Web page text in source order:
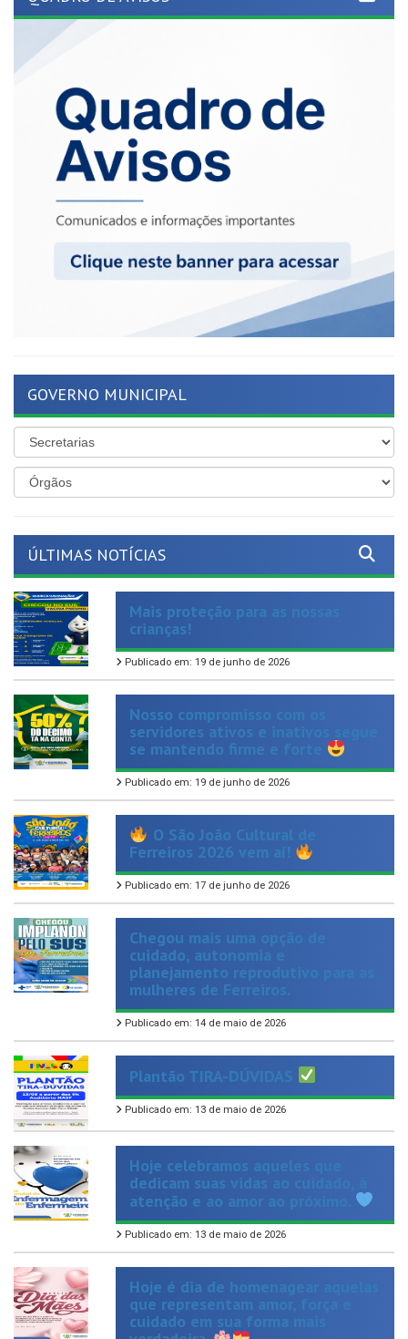
Mais proteção para as nossas
crianças!
Publicado em: 19 de junho de 2026
Nosso compromisso com os
servidores ativos e inativos segue
se mantendo firme e forte
Publicado em: 19 de junho de 2026
O São João Cultural de
Ferreiros 2026 vem aí!
Publicado em: 17 de junho de 2026
Chegou mais uma opção de
cuidado, autonomia e
planejamento reprodutivo para as
mulheres de Ferreiros.
Publicado em: 14 de maio de 2026
Plantão TIRA-DÚVIDAS
Publicado em: 13 de maio de 2026
Hoje celebramos aqueles que
dedicam suas vidas ao cuidado, à
atenção e ao amor ao próximo.
Publicado em: 13 de maio de 2026
Hoje é dia de homenagear aquelas
que representam amor, força e
cuidado em sua forma mais
verdadeira.